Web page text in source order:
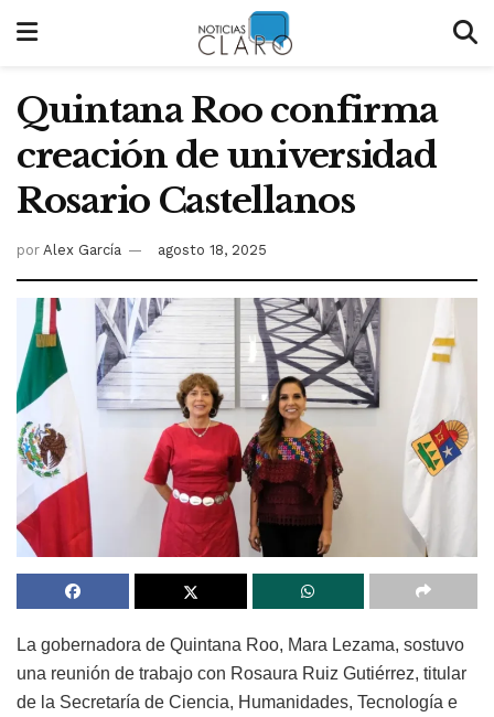
Quintana Roo confirma
creación de universidad
Rosario Castellanos
por Alex García agosto 18, 2025
La gobernadora de Quintana Roo, Mara Lezama, sostuvo
una reunión de trabajo con Rosaura Ruiz Gutiérrez, titular
de la Secretaría de Ciencia, Humanidades, Tecnología e